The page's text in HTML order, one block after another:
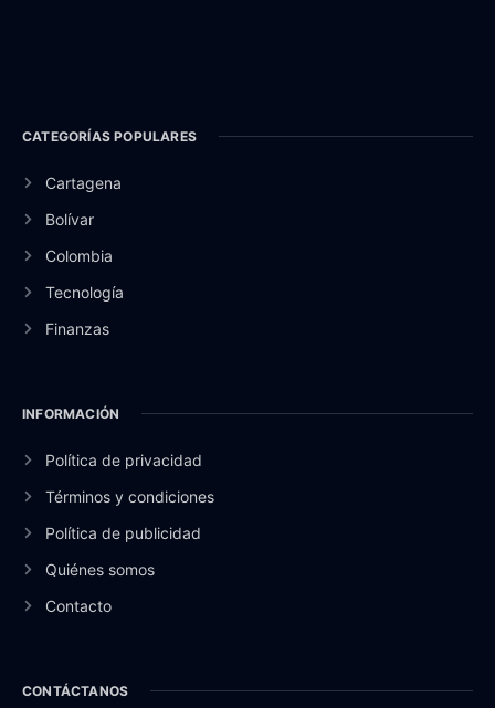
CATEGORÍAS POPULARES
Cartagena
Bolívar
Colombia
Tecnología
Finanzas
INFORMACIÓN
Política de privacidad
Términos y condiciones
Política de publicidad
Quiénes somos
Contacto
CONTÁCTANOS